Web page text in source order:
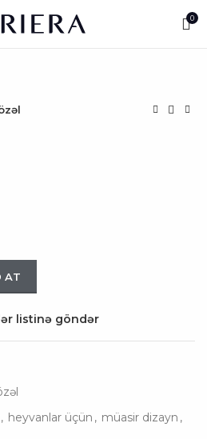
0
AT
listinə göndər
, heyvanlar üçün , müasir dizayn ,